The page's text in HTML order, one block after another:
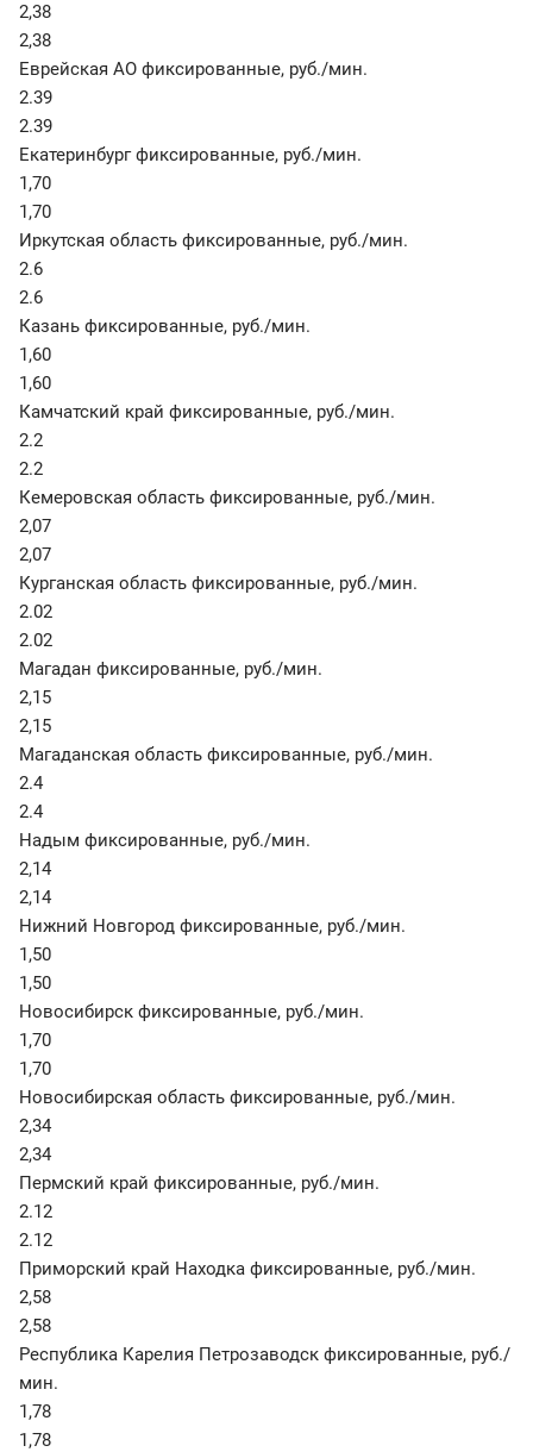
2,38
2,38
Еврейская АО фиксированные, руб./мин.
2.39
2.39
Екатеринбург фиксированные, руб./мин.
1,70
1,70
Иркутская область фиксированные, руб./мин.
2.6
2.6
Казань фиксированные, руб./мин.
1,60
1,60
Камчатский край фиксированные, руб./мин.
2.2
2.2
Кемеровская область фиксированные, руб./мин.
2,07
2,07
Курганская область фиксированные, руб./мин.
2.02
2.02
Магадан фиксированные, руб./мин.
2,15
2,15
Магаданская область фиксированные, руб./мин.
2.4
2.4
Надым фиксированные, руб./мин.
2,14
2,14
Нижний Новгород фиксированные, руб./мин.
1,50
1,50
Новосибирск фиксированные, руб./мин.
1,70
1,70
Новосибирская область фиксированные, руб./мин.
2,34
2,34
Пермский край фиксированные, руб./мин.
2.12
2.12
Приморский край Находка фиксированные, руб./мин.
2,58
2,58
Республика Карелия Петрозаводск фиксированные, руб./
мин.
1,78
1,78